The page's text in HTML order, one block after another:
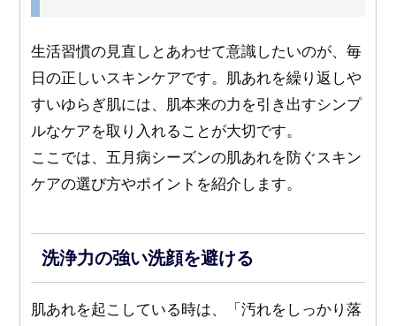
生活習慣の見直しとあわせて意識したいのが、毎
日の正しいスキンケアです。肌あれを繰り返しや
すいゆらぎ肌には、肌本来の力を引き出すシンプ
ルなケアを取り入れることが大切です。
ここでは、五月病シーズンの肌あれを防ぐスキン
ケアの選び方やポイントを紹介します。
洗浄力の強い洗顔を避ける
肌あれを起こしている時は、「汚れをしっかり落